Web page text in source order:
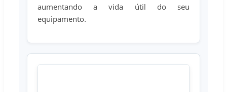
aumentando a vida útil do seu
equipamento.